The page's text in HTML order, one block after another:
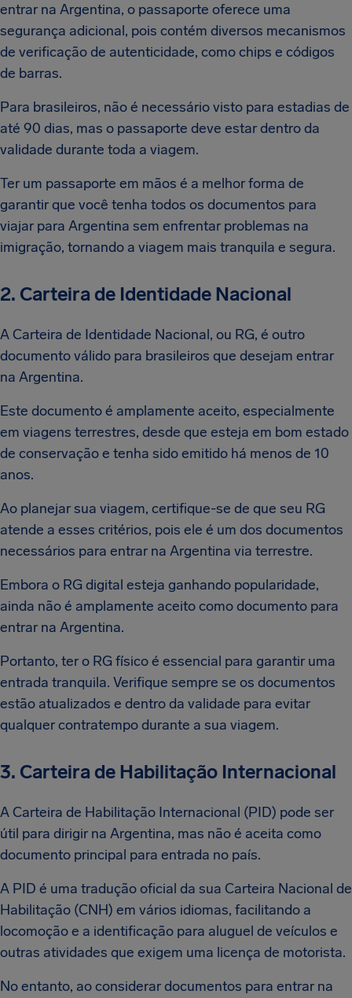
entrar na Argentina, o passaporte oferece uma
segurança adicional, pois contém diversos mecanismos
de verificação de autenticidade, como chips e códigos
de barras.
Para brasileiros, não é necessário visto para estadias de
até 90 dias, mas o passaporte deve estar dentro da
validade durante toda a viagem.
Ter um passaporte em mãos é a melhor forma de
garantir que você tenha todos os documentos para
viajar para Argentina sem enfrentar problemas na
imigração, tornando a viagem mais tranquila e segura.
2. Carteira de Identidade Nacional
A Carteira de Identidade Nacional, ou RG, é outro
documento válido para brasileiros que desejam entrar
na Argentina.
Este documento é amplamente aceito, especialmente
em viagens terrestres, desde que esteja em bom estado
de conservação e tenha sido emitido há menos de 10
anos.
Ao planejar sua viagem, certifique-se de que seu RG
atende a esses critérios, pois ele é um dos documentos
necessários para entrar na Argentina via terrestre.
Embora o RG digital esteja ganhando popularidade,
ainda não é amplamente aceito como documento para
entrar na Argentina.
Portanto, ter o RG físico é essencial para garantir uma
entrada tranquila. Verifique sempre se os documentos
estão atualizados e dentro da validade para evitar
qualquer contratempo durante a sua viagem.
3. Carteira de Habilitação Internacional
A Carteira de Habilitação Internacional (PID) pode ser
útil para dirigir na Argentina, mas não é aceita como
documento principal para entrada no país.
A PID é uma tradução oficial da sua Carteira Nacional de
Habilitação (CNH) em vários idiomas, facilitando a
locomoção e a identificação para aluguel de veículos e
outras atividades que exigem uma licença de motorista.
No entanto, ao considerar documentos para entrar na